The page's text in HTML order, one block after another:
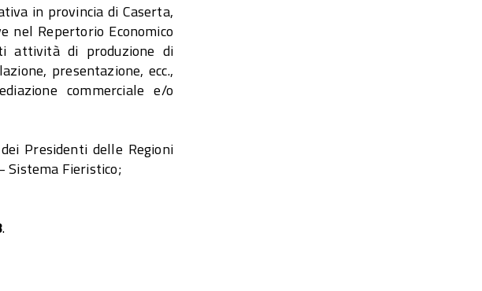
in provincia di Caserta,
nel Repertorio Economico
attività di produzione di
presentazione, ecc.,
commerciale e/o
Presidenti delle Regioni
Sistema Fieristico;
.